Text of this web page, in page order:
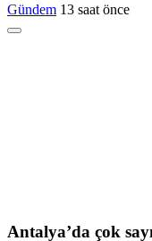
Gündem 13 saat önce
Antalya’da çok